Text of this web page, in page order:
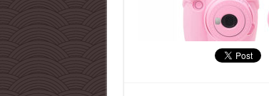
บ้า
ปา
ป้า…
คลิก